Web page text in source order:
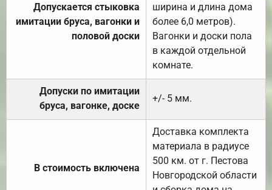
Допускается стыковка
имитации бруса, вагонки и
половой доски
ширина и длина дома
более 6,0 метров).
Вагонки и доски пола
в каждой отдельной
комнате.
Допуски по имитации
бруса, вагонке, доске
+/- 5 мм.
В стоимость включена
Доставка комплекта
материала в радиусе
500 км. от г. Пестова
Новгородской области